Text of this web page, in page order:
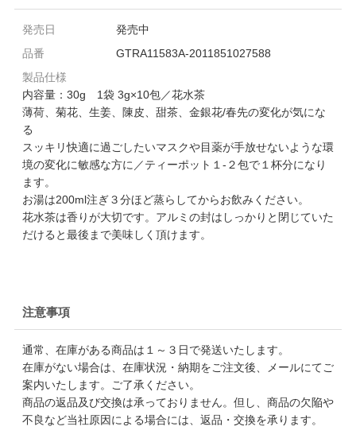
発売日
発売中
品番
GTRA11583A-2011851027588
製品仕様
内容量：30g 1袋 3g×10包／花水茶
薄荷、菊花、生姜、陳皮、甜茶、金銀花/春先の変化が気にな
る
スッキリ快適に過ごしたいマスクや目薬が手放せないような環
境の変化に敏感な方に／ティーポット１-２包で１杯分になり
ます。
お湯は200ml注ぎ３分ほど蒸らしてからお飲みください。
花水茶は香りが大切です。アルミの封はしっかりと閉じていた
だけると最後まで美味しく頂けます。
注意事項
通常、在庫がある商品は１～３日で発送いたします。
在庫がない場合は、在庫状況・納期をご注文後、メールにてご
案内いたします。ご了承ください。
商品の返品及び交換は承っておりません。但し、商品の欠陥や
不良など当社原因による場合には、返品・交換を承ります。